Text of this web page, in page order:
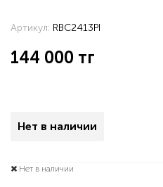
Артикул: RBC2413PI
144 000 тг
Нет в наличии
Нет в наличии